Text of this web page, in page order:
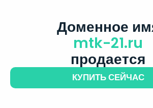
Доменное
mtk-21.ru
продается
КУПИТЬ СЕЙЧАС